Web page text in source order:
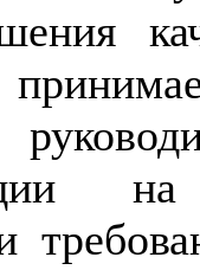
на